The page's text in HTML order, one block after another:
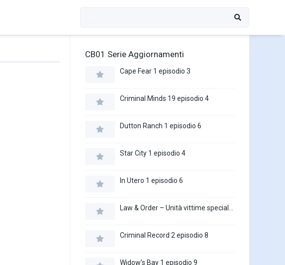
CB01 Serie Aggiornamenti
Cape Fear 1 episodio 3
Criminal Minds 19 episodio 4
Dutton Ranch 1 episodio 6
Star City 1 episodio 4
In Utero 1 episodio 6
Criminal Record 2 episodio 8
Widow’s Bay 1 episodio 9